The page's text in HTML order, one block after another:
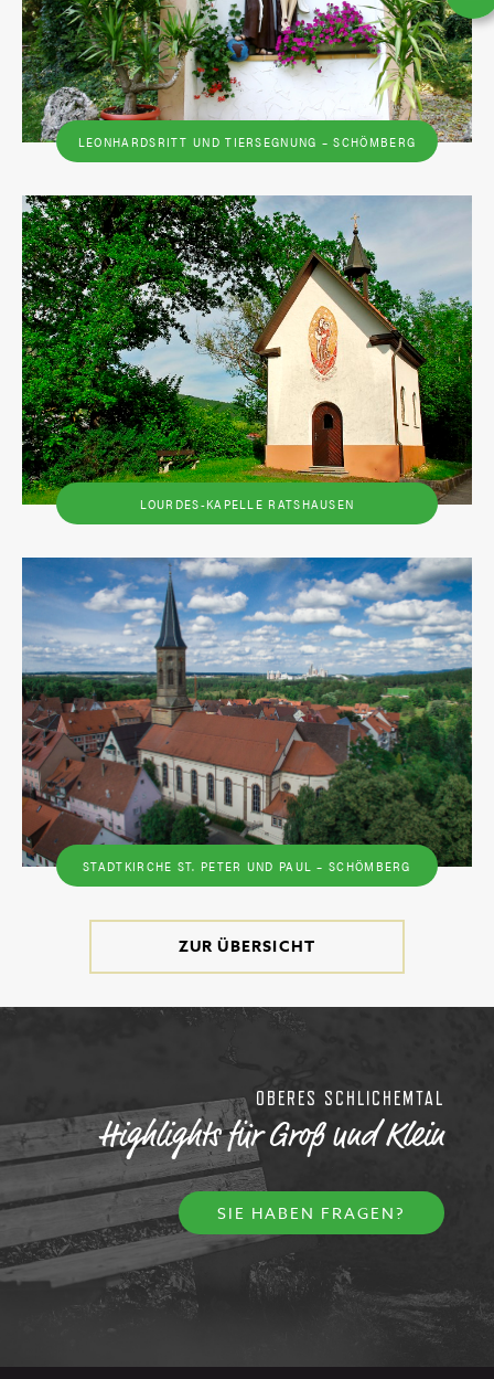
LEONHARDSRITT UND TIERSEGNUNG – SCHÖMBERG
LOURDES-KAPELLE RATSHAUSEN
STADTKIRCHE ST. PETER UND PAUL – SCHÖMBERG
ZUR ÜBERSICHT
OBERES SCHLICHEMTAL
Highlights für Groß und Klein
SIE HABEN FRAGEN?